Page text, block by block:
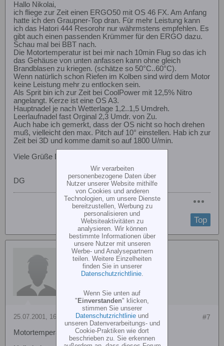
Hallo Nikolai,
ich fliege zur Zeit einen ERGO50 mit OS 46 FX. Am Anfang
hatte ich den Graupner-Top dran. Für mehr Leistung kann
ich das Hatori 444 Resorohr nur währmstens empfehlen. Es
gibt auch einen passenden Krümmer für den ERGO dazu.
Schau mal bei BBT nach.
Die Motortemperatur ist bei mir nach 10min Flug so das ich
das Gehäuse von unten anfassen kann ohne gleich
Brandblasen zu kriegen. (schätze so 50°C..60°C).
Wenn natürlich schon Riefen im Kolben sind wird dem Motor
keine Leistung mehr zu entlocken sein.
Als Sprit bin ich zur Zeit bei CoolPower mit 12,5% Nitro
angelangt. Kerze ist eine OS A3.
Hauptnadel je nach Wetterlage 1,2..1,5 Umdreh.
Leerlaufnadel fast Orginal 2,3 Umdr. von Zu.
Auch habe ich gemerkt, dass der OS nicht so hoch drehen
muß, vielleicht den max. Pitch auf 10° einstellen. Hab ich zur
Zeit bei 3D und komme damit so auf 1800 U/min.
Viele Grüße Dietmar.
DG
Top
Gast
#7
25.07.2001, 16:30
Motortemperatur OS 46 FX
Wir verarbeiten
personenbezogene Daten über
Nutzer unserer Website mithilfe
von Cookies und anderen
Technologien, um unsere Dienste
bereitzustellen, Werbung zu
personalisieren und
Websiteaktivitäten zu
analysieren. Wir können
bestimmte Informationen über
unsere Nutzer mit unseren
Werbe- und Analysepartnern
teilen. Weitere Einzelheiten
finden Sie in unserer
Datenschutzrichtlinie.
Wenn Sie unten auf
" Einverstanden" klicken,
stimmen Sie unserer
Datenschutzrichtlinie und
unseren Datenverarbeitungs- und
Cookie-Praktiken wie dort
beschrieben zu. Sie erkennen